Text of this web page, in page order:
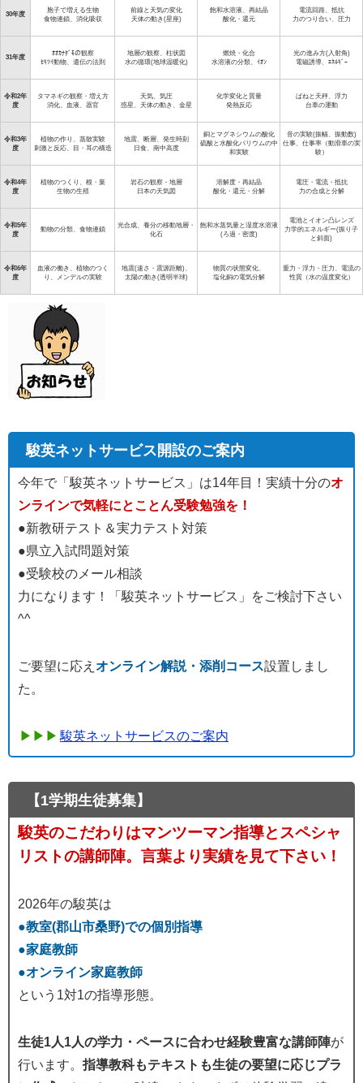
30年度
胞子で増える生物
食物連鎖、消化吸収
前線と天気の変化
天体の動き(星座)
飽和水溶液、再結晶
酸化・還元
電流回路、抵抗
力のつり合い、圧力
31年度
ｵｵｶﾅﾀﾞﾓの観察
ｾｷﾂｲ動物、遺伝の法則
地層の観察、柱状図
水の循環(地球温暖化)
燃焼・化合
水溶液の分類、ｲｵﾝ
光の進み方(入射角)
電磁誘導、ｴﾈﾙｷﾞｰ
令和2年
度
タマネギの観察・増え方
消化、血液、器官
天気、気圧
惑星、天体の動き、金星
化学変化と質量
発熱反応
ばねと天秤、浮力
台車の運動
令和3年
度
植物の作り、蒸散実験
刺激と反応、目・耳の構造
地震、断層、発生時刻
日食、南中高度
銅とマグネシウムの酸化
硫酸と水酸化バリウムの中
和実験
音の実験(振幅、振動数)
仕事、仕事率（動滑車の実
験）
令和4年
度
植物のつくり、根・葉
生物の生殖
岩石の観察・地層
日本の天気図
溶解度・再結晶
酸化・還元・分解
電圧・電流・抵抗
力の合成と分解
令和5年
度
動物の分類、食物連鎖
光合成、養分の移動地層・
化石
飽和水蒸気量と湿度水溶液
(ろ過・密度)
電池とイオン凸レンズ
力学的エネルギー(振り子
と斜面)
令和6年
度
血液の働き、植物のつく
り、メンデルの実験
地震(速さ・震源距離)、
太陽の動き(透明半球)
物質の状態変化、
塩化銅の電気分解
重力・浮力・圧力、電流の
性質（水の温度変化）
駿英ネットサービス開設のご案内
今年で「駿英ネットサービス」は14年目！実績十分のオ
ンラインで気軽にとことん受験勉強を！
●新教研テスト＆実力テスト対策
●県立入試問題対策
●受験校のメール相談
力になります！「駿英ネットサービス」をご検討下さい
^^
ご要望に応え オンライン解説・添削コース設置しまし
た。
駿英ネットサービスのご案内
【1学期生徒募集】
駿英のこだわりはマンツーマン指導とスペシャ
リストの講師陣。言葉より実績を見て下さい！
2026年の駿英は
●教室(郡山市桑野)での個別指導
●家庭教師
●オンライン家庭教師
という1対1の指導形態。
生徒1人1人の学力・ペースに合わせ経験豊富な講師陣が
行います。 指導教科もテキストも生徒の要望に応じプラ